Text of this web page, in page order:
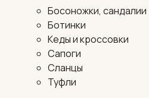
Босоножки, сандалии
Ботинки
Кеды и кроссовки
Сапоги
Сланцы
Туфли